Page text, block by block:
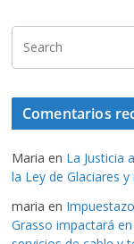
Comentarios
Maria en La Justicia
la Ley de Glaciares
maria en
Grasso impactará